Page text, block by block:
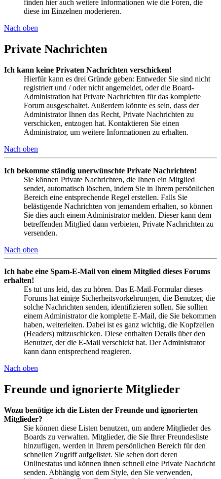
finden hier auch weitere Informationen wie die Foren, die
diese im Einzelnen moderieren.
Nach oben
Private Nachrichten
Ich kann keine Privaten Nachrichten verschicken!
Hierfür kann es drei Gründe geben: Entweder Sie sind nicht
registriert und / oder nicht angemeldet, oder die Board-
Administration hat Private Nachrichten für das komplette
Forum ausgeschaltet. Außerdem könnte es sein, dass der
Administrator Ihnen das Recht, Private Nachrichten zu
verschicken, entzogen hat. Kontaktieren Sie einen
Administrator, um weitere Informationen zu erhalten.
Nach oben
Ich bekomme ständig unerwünschte Private Nachrichten!
Sie können Private Nachrichten, die Ihnen ein Mitglied
sendet, automatisch löschen, indem Sie in Ihrem persönlichen
Bereich eine entsprechende Regel erstellen. Falls Sie
belästigende Nachrichten von jemandem erhalten, so können
Sie dies auch einem Administrator melden. Dieser kann dem
betreffenden Mitglied dann verbieten, Private Nachrichten zu
versenden.
Nach oben
Ich habe eine Spam-E-Mail von einem Mitglied dieses Forums
erhalten!
Es tut uns leid, das zu hören. Das E-Mail-Formular dieses
Forums hat einige Sicherheitsvorkehrungen, die Benutzer, die
solche Nachrichten senden, identifizieren sollen. Sie sollten
einem Administrator die komplette E-Mail, die Sie bekommen
haben, weiterleiten. Dabei ist es ganz wichtig, die Kopfzeilen
(Headers) mitzuschicken. Diese enthalten Details über den
Benutzer, der die E-Mail verschickt hat. Der Administrator
kann dann entsprechend reagieren.
Nach oben
Freunde und ignorierte Mitglieder
Wozu benötige ich die Listen der Freunde und ignorierten
Mitglieder?
Sie können diese Listen benutzen, um andere Mitglieder des
Boards zu verwalten. Mitglieder, die Sie Ihrer Freundesliste
hinzufügen, werden in Ihrem persönlichen Bereich für den
schnellen Zugriff aufgelistet. Sie sehen dort deren
Onlinestatus und können ihnen schnell eine Private Nachricht
senden. Abhängig von dem Style, den Sie verwenden,